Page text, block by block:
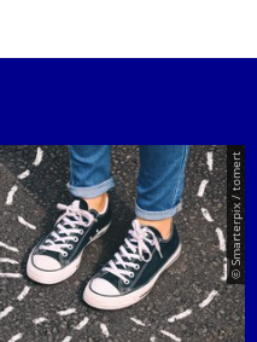
© Smarterpix / tomert